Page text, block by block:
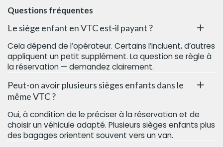
Questions fréquentes
Le siège enfant en VTC est-il payant ?
Cela dépend de l’opérateur. Certains l’incluent, d’autres
appliquent un petit supplément. La question se règle à
la réservation — demandez clairement.
Peut-on avoir plusieurs sièges enfants dans le
même VTC ?
Oui, à condition de le préciser à la réservation et de
choisir un véhicule adapté. Plusieurs sièges enfants plus
des bagages orientent souvent vers un van.